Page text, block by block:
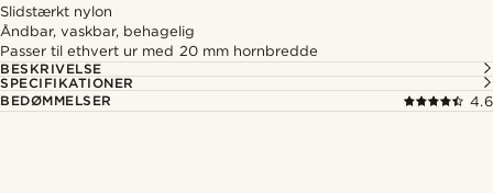
Slidstærkt nylon
Åndbar, vaskbar, behagelig
Passer til ethvert ur med 20 mm hornbredde
BESKRIVELSE
SPECIFIKATIONER
BEDØMMELSER
4.6